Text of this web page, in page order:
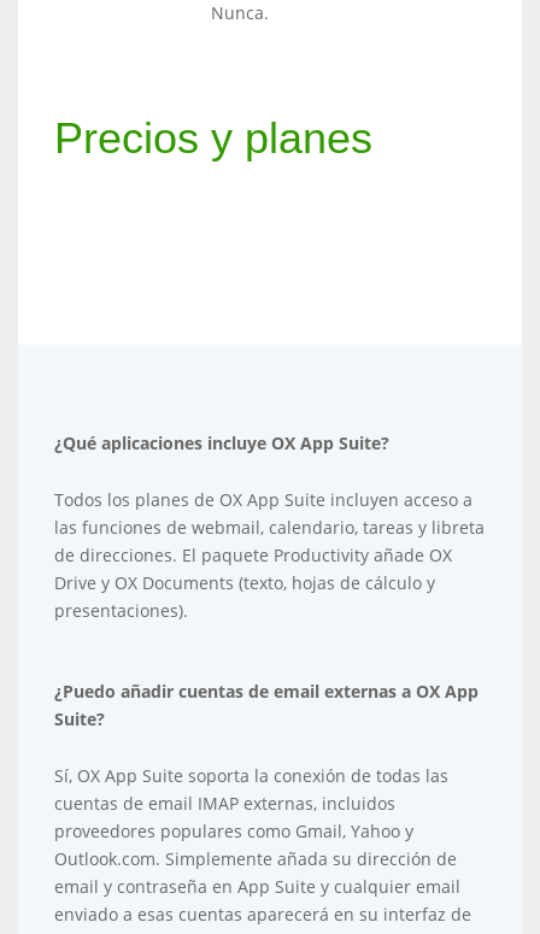
Nunca.
Precios y planes
¿Qué aplicaciones incluye OX App Suite?
Todos los planes de OX App Suite incluyen acceso a
las funciones de webmail, calendario, tareas y libreta
de direcciones. El paquete Productivity añade OX
Drive y OX Documents (texto, hojas de cálculo y
presentaciones).
¿Puedo añadir cuentas de email externas a OX App
Suite?
Sí, OX App Suite soporta la conexión de todas las
cuentas de email IMAP externas, incluidos
proveedores populares como Gmail, Yahoo y
Outlook.com. Simplemente añada su dirección de
email y contraseña en App Suite y cualquier email
enviado a esas cuentas aparecerá en su interfaz de